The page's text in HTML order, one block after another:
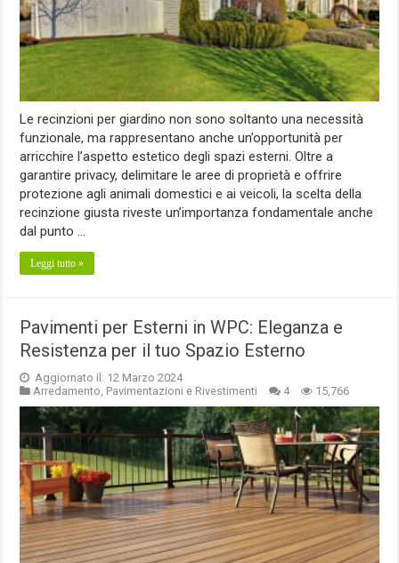
Le recinzioni per giardino non sono soltanto una necessità
funzionale, ma rappresentano anche un’opportunità per
arricchire l’aspetto estetico degli spazi esterni. Oltre a
garantire privacy, delimitare le aree di proprietà e offrire
protezione agli animali domestici e ai veicoli, la scelta della
recinzione giusta riveste un’importanza fondamentale anche
dal punto …
Leggi tutto »
Pavimenti per Esterni in WPC: Eleganza e
Resistenza per il tuo Spazio Esterno
Aggiornato il: 12 Marzo 2024
Arredamento Pavimentazioni e Rivestimenti 4 15,766